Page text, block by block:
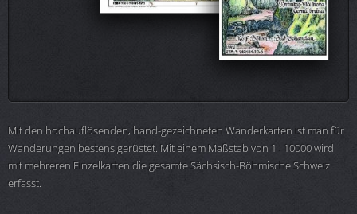
Mit den hochauflösenden, hand-gezeichneten Wanderkarten ist man für
Wanderungen bestens gerüstet. Mit einem Maßstab von 1 : 10000 wird
mit mehreren Einzelkarten die gesamte Sächsisch-Böhmische Schweiz
erfasst.